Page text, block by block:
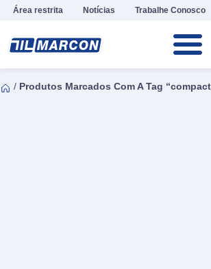
Área restrita Notícias Trabalhe Conosco
/ Produtos Marcados Com A Tag